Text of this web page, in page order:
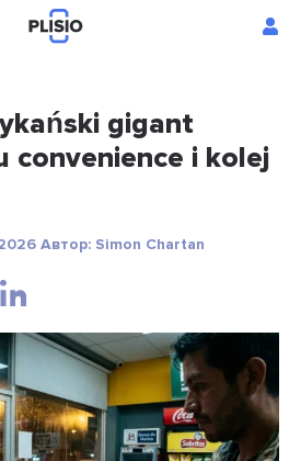
gigant
convenience i kolej
Автор: Simon Chartan